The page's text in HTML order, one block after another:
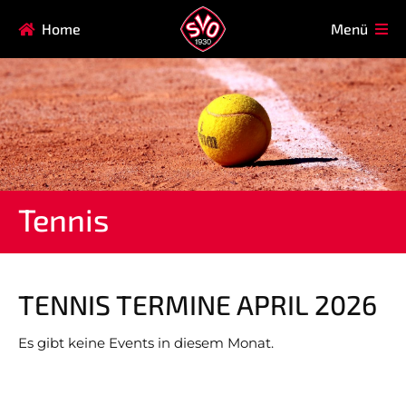
Home Menü
Tennis
TENNIS TERMINE APRIL 2026
Es gibt keine Events in diesem Monat.
Navigation
überspringen
HAUPTVEREIN
MITGLIEDSCHAFT
FAQ
Navigation
überspringen
AIKIDO
EISSTOCK
FITNESSKURSE
FUSSBALL
GARDE
GESUNDHEITSSPORT
KINDERTURNEN
KYUDO
REHASPORT
TAEKWONDO
TENNIS
Navigation